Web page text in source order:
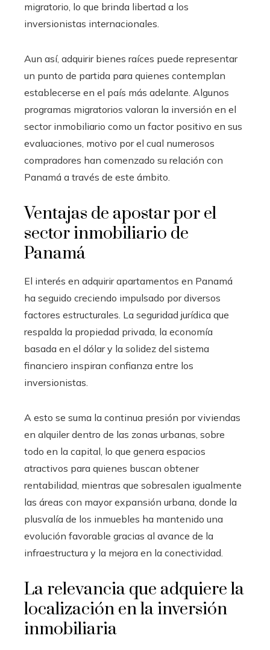
migratorio, lo que brinda libertad a los
inversionistas internacionales.
Aun así, adquirir bienes raíces puede representar
un punto de partida para quienes contemplan
establecerse en el país más adelante. Algunos
programas migratorios valoran la inversión en el
sector inmobiliario como un factor positivo en sus
evaluaciones, motivo por el cual numerosos
compradores han comenzado su relación con
Panamá a través de este ámbito.
Ventajas de apostar por el
sector inmobiliario de
Panamá
El interés en adquirir apartamentos en Panamá
ha seguido creciendo impulsado por diversos
factores estructurales. La seguridad jurídica que
respalda la propiedad privada, la economía
basada en el dólar y la solidez del sistema
financiero inspiran confianza entre los
inversionistas.
A esto se suma la continua presión por viviendas
en alquiler dentro de las zonas urbanas, sobre
todo en la capital, lo que genera espacios
atractivos para quienes buscan obtener
rentabilidad, mientras que sobresalen igualmente
las áreas con mayor expansión urbana, donde la
plusvalía de los inmuebles ha mantenido una
evolución favorable gracias al avance de la
infraestructura y la mejora en la conectividad.
La relevancia que adquiere la
localización en la inversión
inmobiliaria